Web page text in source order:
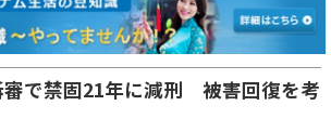
審で禁固21年に減刑 被害回復を考